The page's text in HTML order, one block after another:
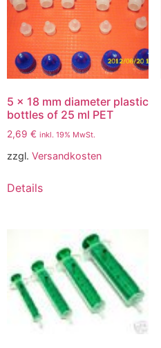
5 x 18 mm diameter plastic
bottles of 25 ml PET
2,69 € inkl. 19% MwSt.
zzgl. Versandkosten
Details